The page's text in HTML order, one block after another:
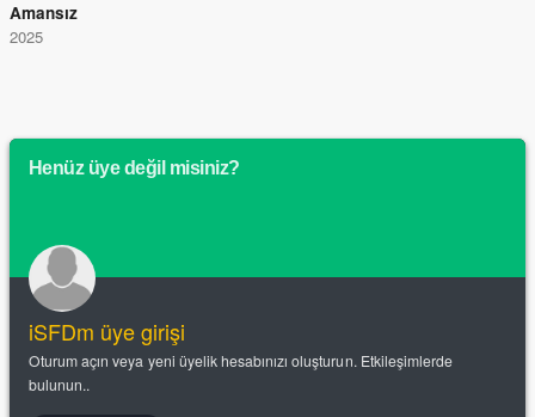
Amansız
2025
Henüz üye değil misiniz?
iSFDm üye girişi
Oturum açın veya yeni üyelik hesabınızı oluşturun. Etkileşimlerde
bulunun..